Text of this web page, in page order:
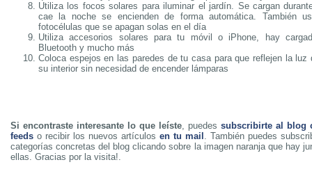
Utiliza los focos solares para iluminar el jardín. Se cargan
cae la noche se encienden de forma automática. También
fotocélulas que se apagan solas en el día
Utiliza accesorios solares para tu móvil o iPhone, hay
Bluetooth y mucho más
Coloca espejos en las paredes de tu casa para que reflejen la luz
su interior sin necesidad de encender lámparas
Si encontraste interesante lo que leíste, puedessubscribirte al blog
feeds o recibir los nuevos artículosen tu mail . También puedes
categorías concretas del blog clicando sobre la imagen naranja que hay
ellas. Gracias por la visita!.